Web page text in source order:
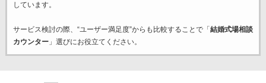
しています。
サービス検討の際、“ユーザー満足度”からも比較することで「 結婚式場相談
カウンター」選びにお役立てください。